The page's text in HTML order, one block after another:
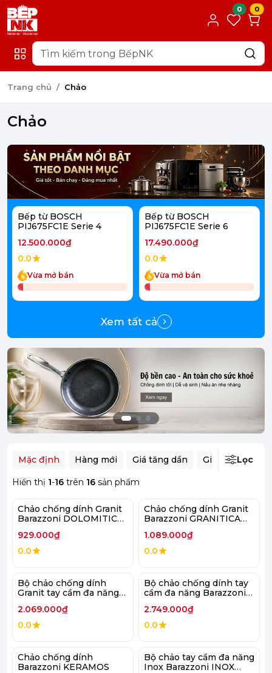
0 0
Trang chủ Chảo
Chảo
Bếp từ BOSCH
PIJ675FC1E Serie 4
12.500.000₫
0.0
Vừa mở bán
Bếp từ BOSCH
PIJ675FC1E Serie 6
17.490.000₫
0.0
Vừa mở bán
Xem tất cả
Hiển thị 1-16 trên 16 sản phẩm
Mặc định Hàng mới Giá tăng dần Giá giảm dần
Lọc
Chảo chống dính Granit
Barazzoni DOLOMITICA
929.000₫
0.0
Chảo chống dính Granit
Barazzoni GRANITICA
1.089.000₫
0.0
Bộ chảo chống dính
Granit tay cầm đa năng
FACILE
2.069.000₫
0.0
Bộ chảo chống dính tay
cầm đa năng Barazzoni
2.749.000₫
0.0
Chảo chống dính
Barazzoni KERAMOS
Bộ chảo tay cầm đa năng
Inox Barazzoni INOX